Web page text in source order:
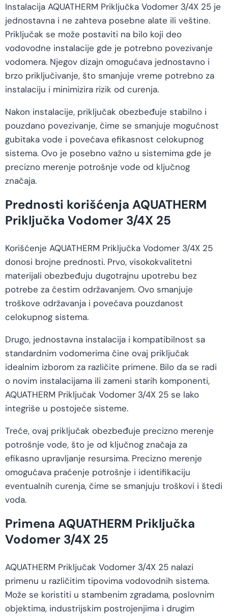
Instalacija AQUATHERM Priključka Vodomer 3/4X 25 je
jednostavna i ne zahteva posebne alate ili veštine.
Priključak se može postaviti na bilo koji deo
vodovodne instalacije gde je potrebno povezivanje
vodomera. Njegov dizajn omogućava jednostavno i
brzo priključivanje, što smanjuje vreme potrebno za
instalaciju i minimizira rizik od curenja.
Nakon instalacije, priključak obezbeđuje stabilno i
pouzdano povezivanje, čime se smanjuje mogućnost
gubitaka vode i povećava efikasnost celokupnog
sistema. Ovo je posebno važno u sistemima gde je
precizno merenje potrošnje vode od ključnog
značaja.
Prednosti korišćenja AQUATHERM
Priključka Vodomer 3/4X 25
Korišćenje AQUATHERM Priključka Vodomer 3/4X 25
donosi brojne prednosti. Prvo, visokokvalitetni
materijali obezbeđuju dugotrajnu upotrebu bez
potrebe za čestim održavanjem. Ovo smanjuje
troškove održavanja i povećava pouzdanost
celokupnog sistema.
Drugo, jednostavna instalacija i kompatibilnost sa
standardnim vodomerima čine ovaj priključak
idealnim izborom za različite primene. Bilo da se radi
o novim instalacijama ili zameni starih komponenti,
AQUATHERM Priključak Vodomer 3/4X 25 se lako
integriše u postojeće sisteme.
Treće, ovaj priključak obezbeđuje precizno merenje
potrošnje vode, što je od ključnog značaja za
efikasno upravljanje resursima. Precizno merenje
omogućava praćenje potrošnje i identifikaciju
eventualnih curenja, čime se smanjuju troškovi i štedi
voda.
Primena AQUATHERM Priključka
Vodomer 3/4X 25
AQUATHERM Priključak Vodomer 3/4X 25 nalazi
primenu u različitim tipovima vodovodnih sistema.
Može se koristiti u stambenim zgradama, poslovnim
objektima, industrijskim postrojenjima i drugim